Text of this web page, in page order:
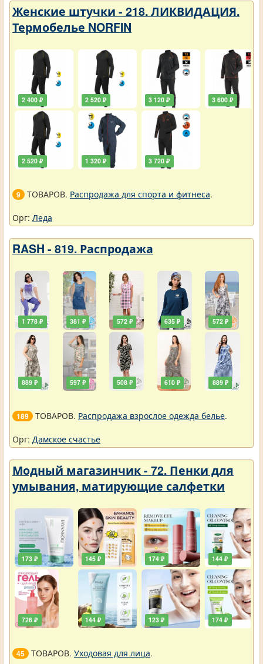
Женские штучки - 218. ЛИКВИДАЦИЯ.
Термобелье NORFIN
2 400 ₽
2 520 ₽
2 520 ₽
1 320 ₽
3 120 ₽
3 720 ₽
3 600 ₽
9 ТОВАРОВ. Распродажа для спорта и фитнеса.
Орг: Леда
RASH - 819. Распродажа
1 778 ₽
889 ₽
381 ₽
597 ₽
572 ₽
508 ₽
635 ₽
610 ₽
572 ₽
889 ₽
189 ТОВАРОВ. Распродажа взрослое одежда белье.
Орг: Дамское счастье
Модный магазинчик - 72. Пенки для
умывания, матирующие салфетки
173 ₽
726 ₽
145 ₽
144 ₽
174 ₽
123 ₽
144 ₽
174 ₽
45 ТОВАРОВ. Уходовая для лица.